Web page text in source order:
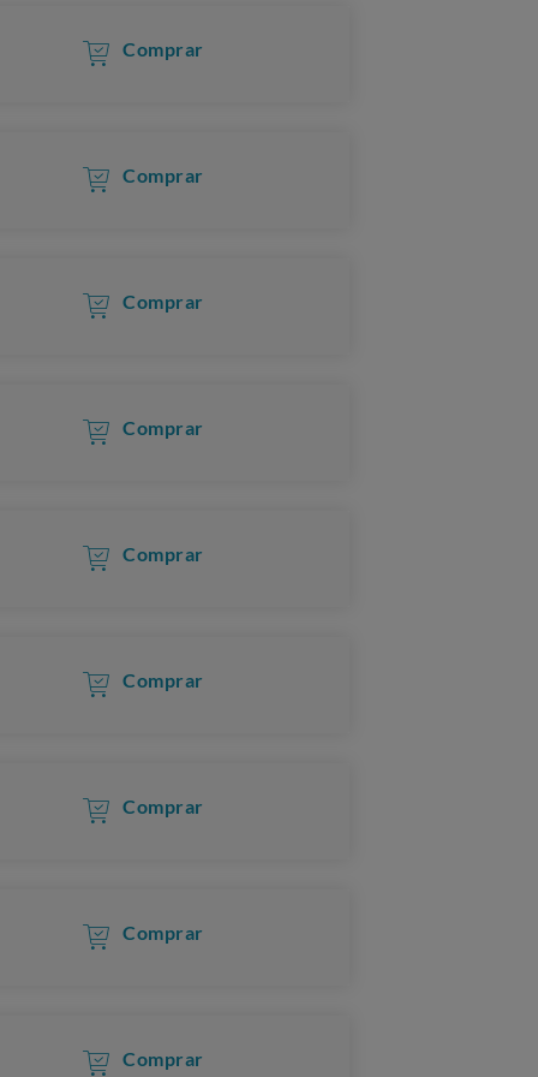
Comprar
Comprar
Comprar
Comprar
Comprar
Comprar
Comprar
Comprar
Comprar